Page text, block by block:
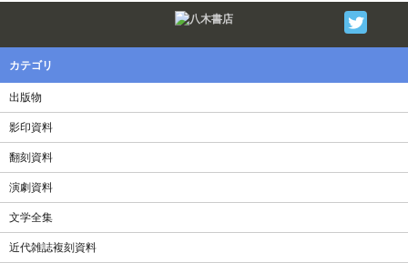
カテゴリ
出版物
影印資料
翻刻資料
演劇資料
文学全集
近代雑誌複刻資料